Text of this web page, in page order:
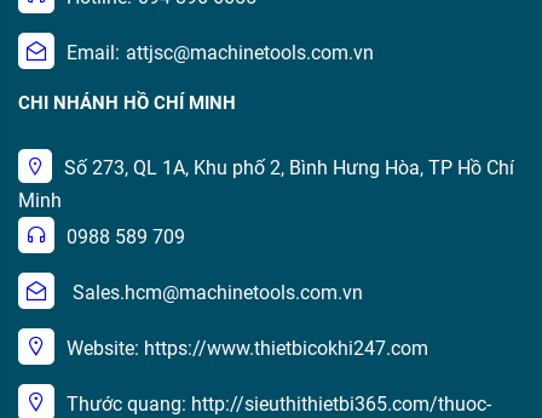
Email: attjsc@machinetools.com.vn
CHI NHÁNH HỒ CHÍ MINH
Số 273, QL 1A, Khu phố 2, Bình Hưng Hòa, TP Hồ Chí
Minh
0988 589 709
Sales.hcm@machinetools.com.vn
Website: https://www.thietbicokhi247.com
Thước quang: http://sieuthithietbi365.com/thuoc-